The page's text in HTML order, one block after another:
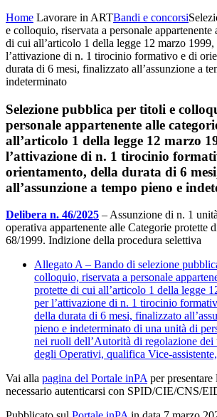
Home Lavorare in ARTBandi e concorsi
e colloquio, riservata a personale appartenente
di cui all’articolo 1 della legge 12 marzo 1999,
l’attivazione di n. 1 tirocinio formativo e di
durata di 6 mesi, finalizzato all’assunzione a
indeterminato
Selezione pubblica per titoli e
personale appartenente alle
all’articolo 1 della legge 12 marzo
l’attivazione di n. 1 tirocinio
orientamento, della durata di 6
all’assunzione a tempo pieno e
Delibera n. 46/2025 – Assunzione di n. 1
operativa appartenente alle Categorie protette
68/1999. Indizione della procedura selettiva
Allegato A – Bando di selezione
colloquio, riservata a personale
protette di cui all’articolo 1 della legge
per l’attivazione di n. 1 tirocinio
della durata di 6 mesi, finalizzato
pieno e indeterminato di una unità di
nei ruoli dell’Autorità di regolazione dei
degli Operativi, qualifica Vice-
Vai alla pagina del Portale inPAper presentare
necessario autenticarsi con SPID/CIE/CNS/